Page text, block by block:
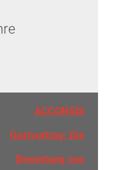
ACCONSIS
Gastvortrag: Die
Bewertung von